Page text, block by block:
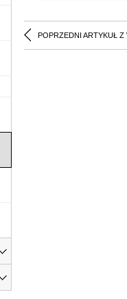
POPRZEDNI ARTYKUŁ Z